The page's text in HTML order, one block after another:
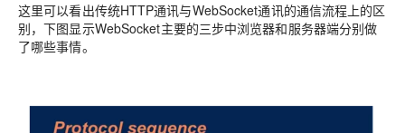
这里可以看出传统HTTP通讯与WebSocket通讯的通信流程上的区
别，下图显示WebSocket主要的三步中浏览器和服务器端分别做
了哪些事情。